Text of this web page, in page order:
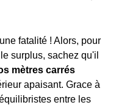
fatalité ! Alors, pour
surplus, sachez qu'il
mètres carrés
apaisant. Grace à
entre les